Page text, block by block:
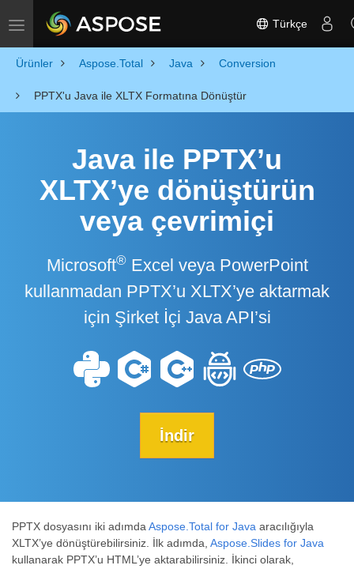
Toggle navigation Türkçe
Ürünler Aspose.Total Java Conversion
PPTX'u Java ile XLTX Formatına Dönüştür
Java ile PPTX’u
XLTX’ye dönüştürün
veya çevrimiçi
Microsoft®Excel veya PowerPoint
kullanmadan PPTX’u XLTX’ye aktarmak
için Şirket İçi Java API’si
İndir
PPTX dosyasını iki adımda Aspose.Total for Java aracılığıyla
XLTX’ye dönüştürebilirsiniz. İlk adımda, Aspose.Slides for Java
kullanarak PPTX’u HTML’ye aktarabilirsiniz. İkinci olarak,